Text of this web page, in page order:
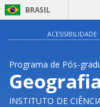
BRASIL
ACESSIBILIDADE
Programa de Pós-
INSTITUTO DE